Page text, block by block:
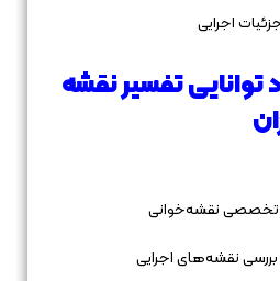
اجرایی
توانایی تفسیر نقشه
تخصصی نقشه‌خوانی
نقشه‌های اجرایی